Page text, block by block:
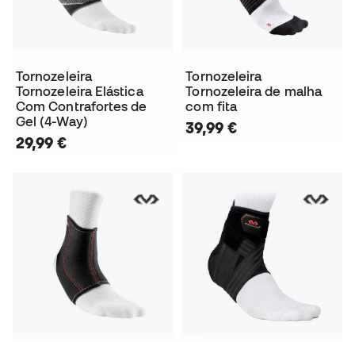
Tornozeleira
Tornozeleira Elástica
Com Contrafortes de
Gel (4-Way)
29,99 €
Tornozeleira
Tornozeleira de malha
com fita
39,99 €